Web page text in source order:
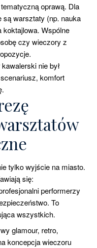
oprawą. Dla
warsztaty (np. nauka
koktajlowa. Wspólne
czy wieczory z
nie był
komfort
tylko wyjście na miasto.
się:
performerzy
To
wszystkich.
glamour, retro,
koncepcja wieczoru